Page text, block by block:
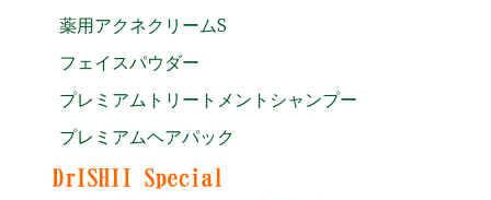
薬用アクネクリームS
フェイスパウダー
プレミアムトリートメントシャンプー
プレミアムヘアパック